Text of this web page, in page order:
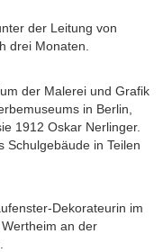
der Leitung von
drei Monaten.
der Malerei und Grafik
in Berlin,
1912 Oskar Nerlinger.
Schulgebäude in Teilen
Dekorateurin im
an der